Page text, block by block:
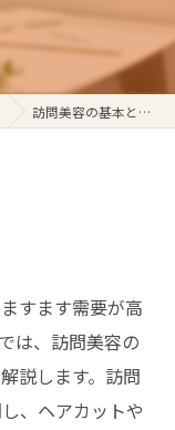
訪問美容の基本とFAQ
すます需要が高
は、訪問美容の
説します。訪問
、ヘアカットや